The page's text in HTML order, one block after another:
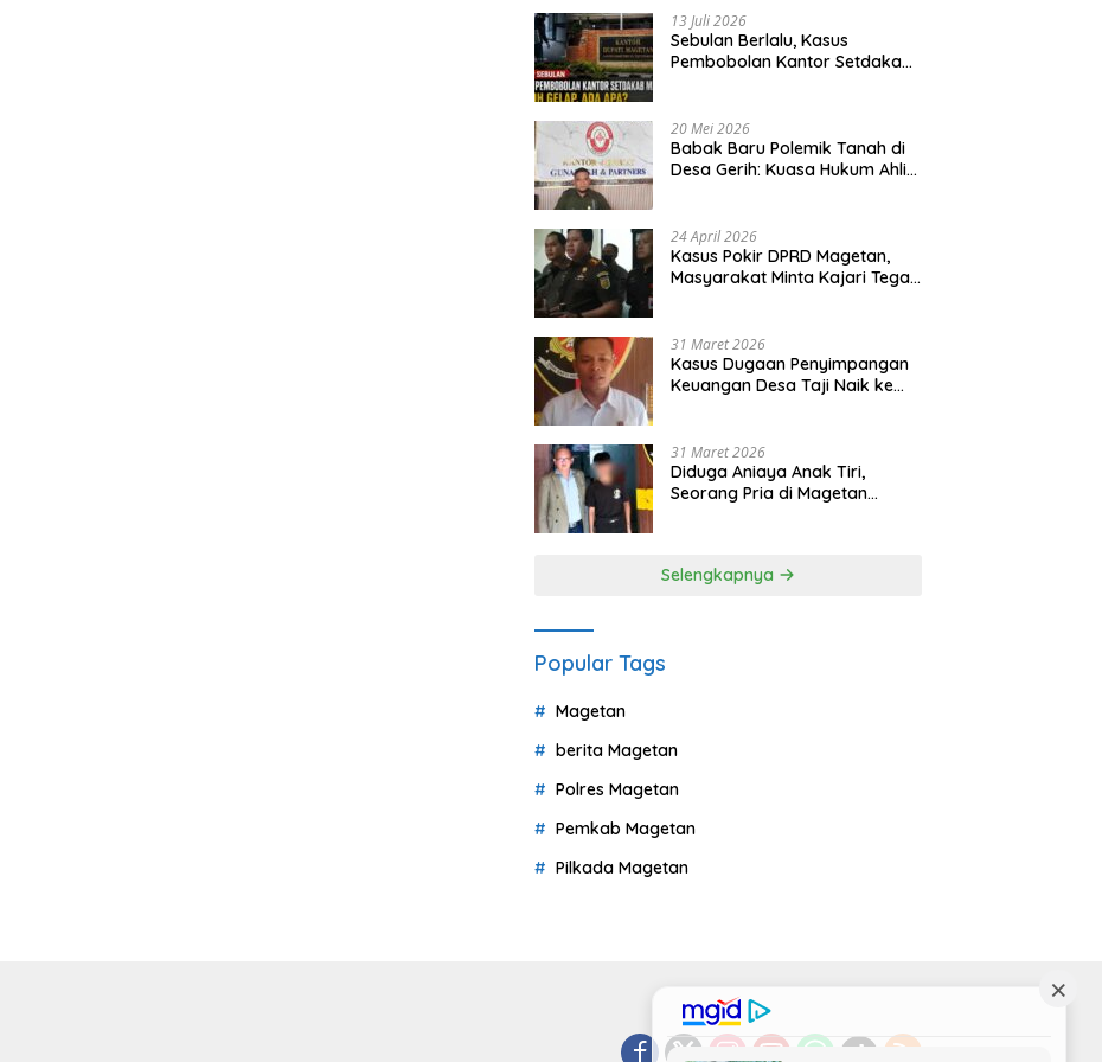
13 Juli 2026
Sebulan Berlalu, Kasus
Pembobolan Kantor Setdakab
20 Mei 2026
Babak Baru Polemik Tanah di
Desa Gerih: Kuasa Hukum Ahli
24 April 2026
Kasus Pokir DPRD Magetan,
Masyarakat Minta Kajari Tegak
31 Maret 2026
Kasus Dugaan Penyimpangan
Keuangan Desa Taji Naik ke
31 Maret 2026
Diduga Aniaya Anak Tiri,
Seorang Pria di Magetan
Selengkapnya
Popular Tags
Magetan
berita Magetan
Polres Magetan
Pemkab Magetan
Pilkada Magetan